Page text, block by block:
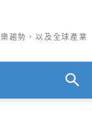
趨勢，以及全球產業